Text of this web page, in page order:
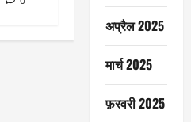
अप्रैल 2025
मार्च 2025
फ़रवरी 2025